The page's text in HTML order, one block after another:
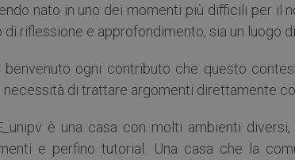
nato in uno dei momenti più difficili per il
di riflessione e approfondimento, sia un luogo
benvenuto ogni contributo che questo
necessità di trattare argomenti direttamente
è una casa con molti ambienti
e perfino tutorial. Una casa che la